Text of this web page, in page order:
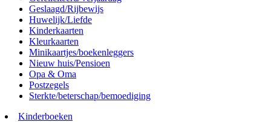
Geslaagd/Rijbewijs
Huwelijk/Liefde
Kinderkaarten
Kleurkaarten
Minikaartjes/boekenleggers
Nieuw huis/Pensioen
Opa & Oma
Postzegels
Sterkte/beterschap/bemoediging
Kinderboeken